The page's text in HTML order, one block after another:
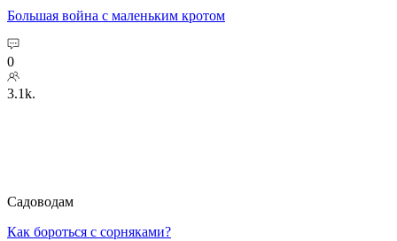
Большая война с маленьким кротом
0
3.1k.
Садоводам
Как бороться с сорняками?